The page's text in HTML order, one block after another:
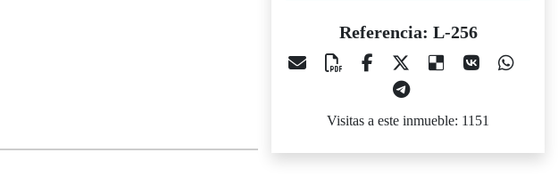
Referencia: L-256
Visitas a este inmueble: 1151